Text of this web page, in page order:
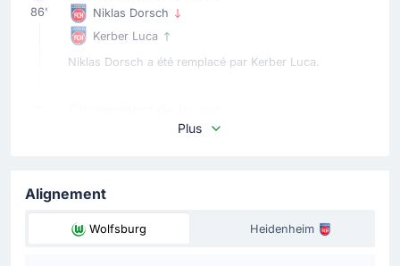
86'
Niklas Dorsch
Kerber Luca
Niklas Dorsch a été remplacé par Kerber Luca.
Marvin Pieringer
avec Mikkel Kaufmann qui remplace Marvin Pieringer.
Plus
Alignement
Wolfsburg Heidenheim